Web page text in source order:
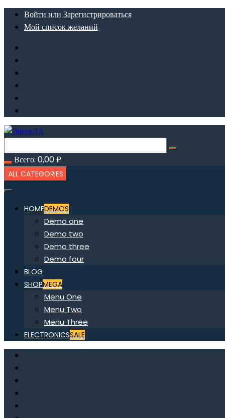
ПерейтиВойти или Зарегистрироваться
Мой список желаний
Всего: 0,00₽
ALL CATEGORIES
HOMEDEMOS
Demo one
Demo two
Demo three
Demo four
BLOG
SHOPMEGA
Menu One
Menu Two
Menu Three
ELECTRONICSSALE